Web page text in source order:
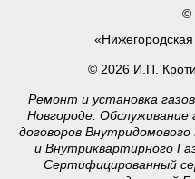
©
© 2026 И.П.
Ремонт и установка
Новгороде. Обслуживание
договоров
и Внутриквартирного
Сертифицированный